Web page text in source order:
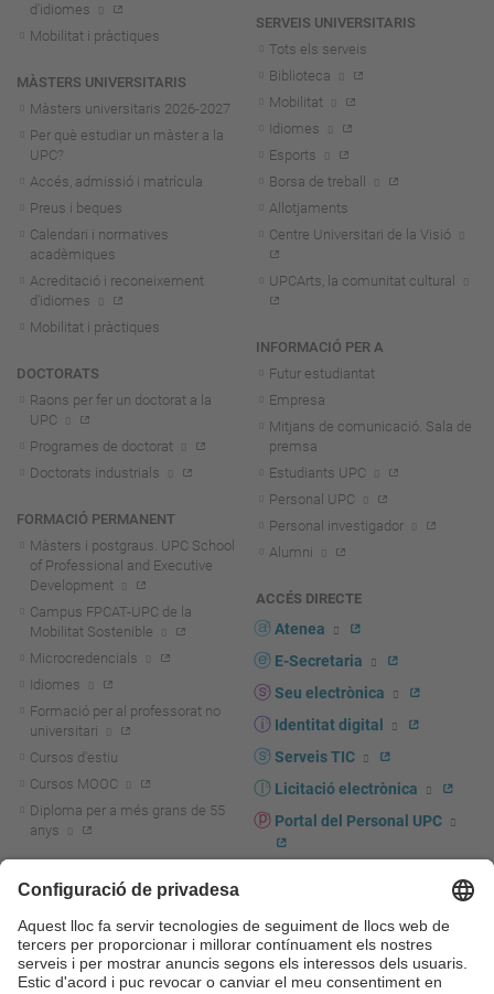
d'idiomes
Mobilitat i pràctiques
MÀSTERS UNIVERSITARIS
Màsters universitaris 2026-2027
Per què estudiar un màster a la
UPC?
Accés, admissió i matrícula
Preus i beques
Calendari i normatives
acadèmiques
Acreditació i reconeixement
d'idiomes
Mobilitat i pràctiques
DOCTORATS
Raons per fer un doctorat a la
UPC
Programes de doctorat
Doctorats industrials
FORMACIÓ PERMANENT
Màsters i postgraus. UPC School
of Professional and Executive
Development
Campus FPCAT-UPC de la
Mobilitat Sostenible
Microcredencials
Idiomes
Formació per al professorat no
universitari
Cursos d'estiu
Cursos MOOC
Diploma per a més grans de 55
anys
Actualitat R+D+I
La recerca a la UPC
La transferència, l'emprenedoria i
la innovació a la UPC
SERVEIS UNIVERSITARIS
Tots els serveis
Biblioteca
Mobilitat
Idiomes
Esports
Borsa de treball
Allotjaments
Centre Universitari de la Visió
UPCArts, la comunitat cultural
INFORMACIÓ PER A
Futur estudiantat
Empresa
Mitjans de comunicació. Sala de
premsa
Estudiants UPC
Personal UPC
Personal investigador
Alumni
ACCÉS DIRECTE
Atenea
E-Secretaria
Seu electrònica
Identitat digital
Serveis TIC
Licitació electrònica
Portal del Personal UPC
UPCshop, marxandatge
Sala de premsa